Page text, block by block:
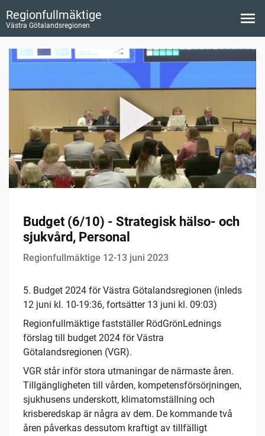
Regionfullmäktige
Västra Götalandsregionen
Budget (6/10) - Strategisk hälso- och
sjukvård, Personal
Regionfullmäktige 12-13 juni 2023
5. Budget 2024 för Västra Götalandsregionen (inleds
12 juni kl. 10-19:36, fortsätter 13 juni kl. 09:03)
Regionfullmäktige fastställer RödGrönLednings
förslag till budget 2024 för Västra
Götalandsregionen (VGR).
VGR står inför stora utmaningar de närmaste åren.
Tillgängligheten till vården, kompetensförsörjningen,
sjukhusens underskott, klimatomställning och
krisberedskap är några av dem. De kommande två
åren påverkas dessutom kraftigt av tillfälligt